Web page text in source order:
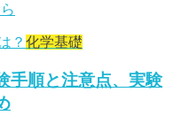
化学基礎
手順と注意点、実験